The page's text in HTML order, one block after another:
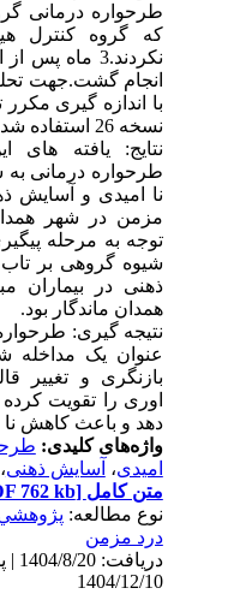
طرحواره درمانی
که گروه کنترل
نکردند.3 ماه پس
انجام گشت.جهت تحلیل
نسخه 26 استفاده شد.
نتایج: یافته های
طرحواره درمانی به
نا امیدی و آسایش
مزمن در شهر
توجه به مرحله
شیوه گروهی بر تاب
ذهنی در بیماران
همدان ماندگار بود.
نتیجه گیری:
عنوان یک مداخله
بازنگری و تغییر
اوری را تقویت کرده
دهد و باعث کاهش نا
واژه‌های کلیدی:
امیدی،آسایش ذهنی،
متن کامل[PDF 762 kb]
نوع مطالعه:پژوهشي|
درد مزمن
1404/12/10